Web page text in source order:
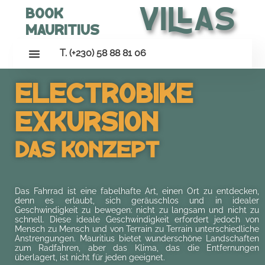
Book
Mauritius
Villas
T. (+230) 58 88 81 06
Electrobike
Exkursion
Das Konzept
Das Fahrrad ist eine fabelhafte Art, einen Ort zu entdecken,
denn es erlaubt, sich geräuschlos und in idealer
Geschwindigkeit zu bewegen: nicht zu langsam und nicht zu
schnell. Diese ideale Geschwindigkeit erfordert jedoch von
Mensch zu Mensch und von Terrain zu Terrain unterschiedliche
Anstrengungen. Mauritius bietet wunderschöne Landschaften
zum Radfahren, aber das Klima, das die Entfernungen
überlagert, ist nicht für jeden geeignet.